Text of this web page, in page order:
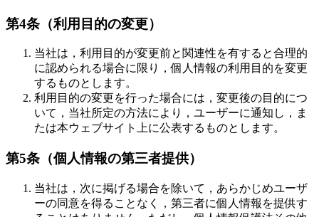
第4条（利用目的の変更）
当社は，利用目的が変更前と関連性を有すると合理的
に認められる場合に限り，個人情報の利用目的を変更
するものとします。
利用目的の変更を行った場合には，変更後の目的につ
いて，当社所定の方法により，ユーザーに通知し，ま
たは本ウェブサイト上に公表するものとします。
第5条（個人情報の第三者提供）
当社は，次に掲げる場合を除いて，あらかじめユーザ
ーの同意を得ることなく，第三者に個人情報を提供す